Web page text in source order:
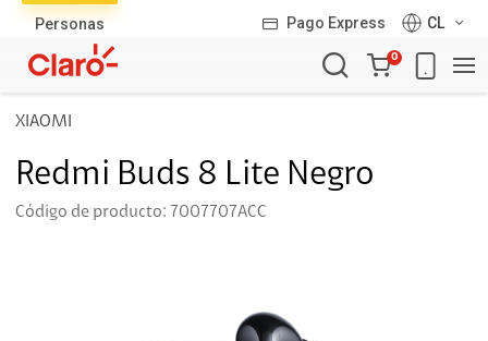
Personas Pago Express
CL
Carro
de
0
XIAOMI
Redmi Buds 8 Lite Negro
Código de producto: 7007707ACC